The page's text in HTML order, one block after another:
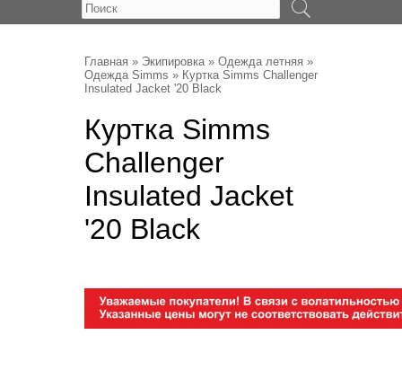
Главная » Экипировка» Одежда летняя »
Одежда Simms » Куртка Simms Challenger
Insulated Jacket '20 Black
Куртка Simms
Challenger
Insulated Jacket
'20 Black